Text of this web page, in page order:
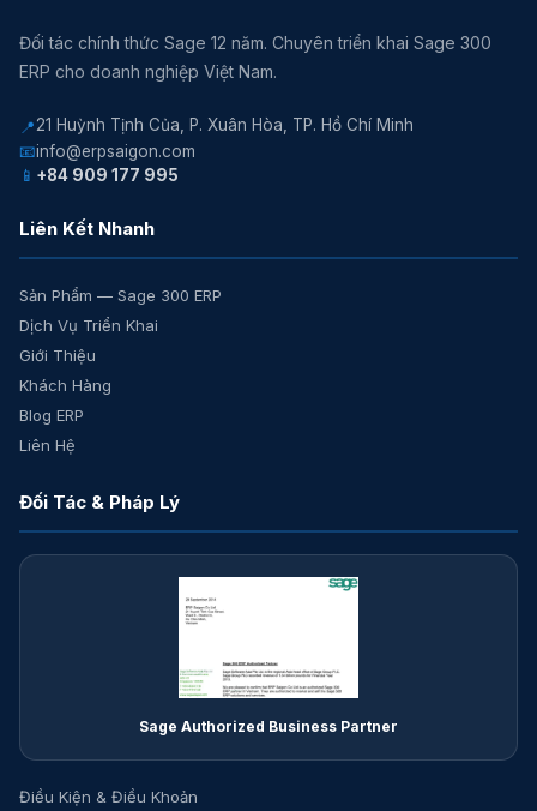
Đối tác chính thức Sage 12 năm. Chuyên triển khai Sage 300
ERP cho doanh nghiệp Việt Nam.
📍21 Huỳnh Tịnh Của, P. Xuân Hòa, TP. Hồ Chí Minh
📧info@erpsaigon.com
📱 +84 909 177 995
Liên Kết Nhanh
Sản Phẩm — Sage 300 ERP
Dịch Vụ Triển Khai
Giới Thiệu
Khách Hàng
Blog ERP
Liên Hệ
Đối Tác & Pháp Lý
Sage Authorized Business Partner
Điều Kiện & Điều Khoản